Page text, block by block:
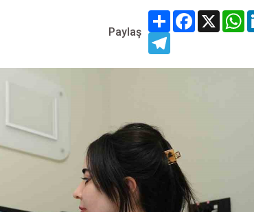
Paylaş
ShareFacebook
X
Telegram